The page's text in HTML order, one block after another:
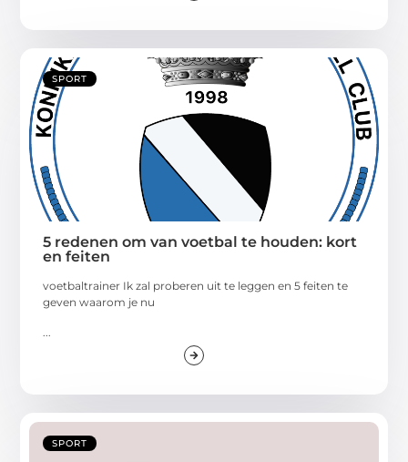
SPORT
5 redenen om van voetbal te houden: kort
en feiten
voetbaltrainer Ik zal proberen uit te leggen en 5 feiten te
geven waarom je nu
SPORT